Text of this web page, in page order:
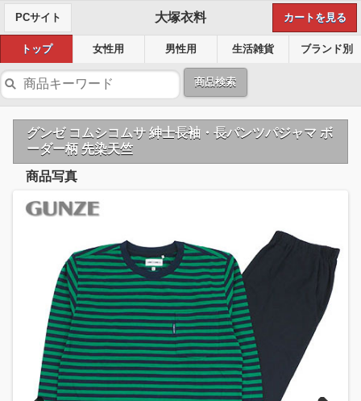
PCサイト 大塚衣料 カートを見る
トップ 女性用 男性用 生活雑貨 ブランド別
商品検索
グンゼ コムシコムサ 紳士長袖・長パンツパジャマ ボ
ーダー柄 先染天竺
商品写真